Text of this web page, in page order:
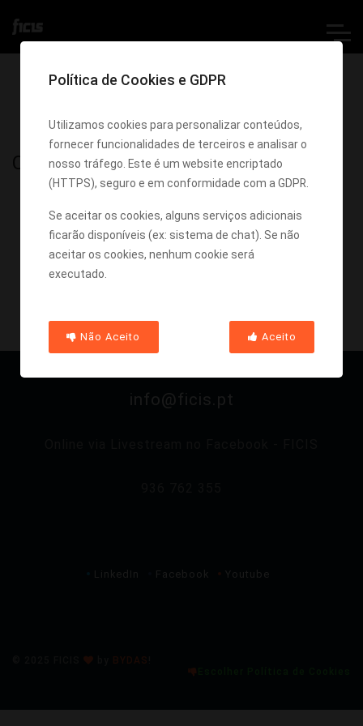
Contactos
info@ficis.pt
LinkedIn Facebook Youtube
BYDAS
Política de Cookies e GDPR
Utilizamos cookies para personalizar conteúdos,
fornecer funcionalidades de terceiros e analisar o
nosso tráfego. Este é um website encriptado
(HTTPS), seguro e em conformidade com a GDPR.
Se aceitar os cookies, alguns serviços adicionais
ficarão disponíveis (ex: sistema de chat). Se não
aceitar os cookies, nenhum cookie será
executado.
Não Aceito Aceito